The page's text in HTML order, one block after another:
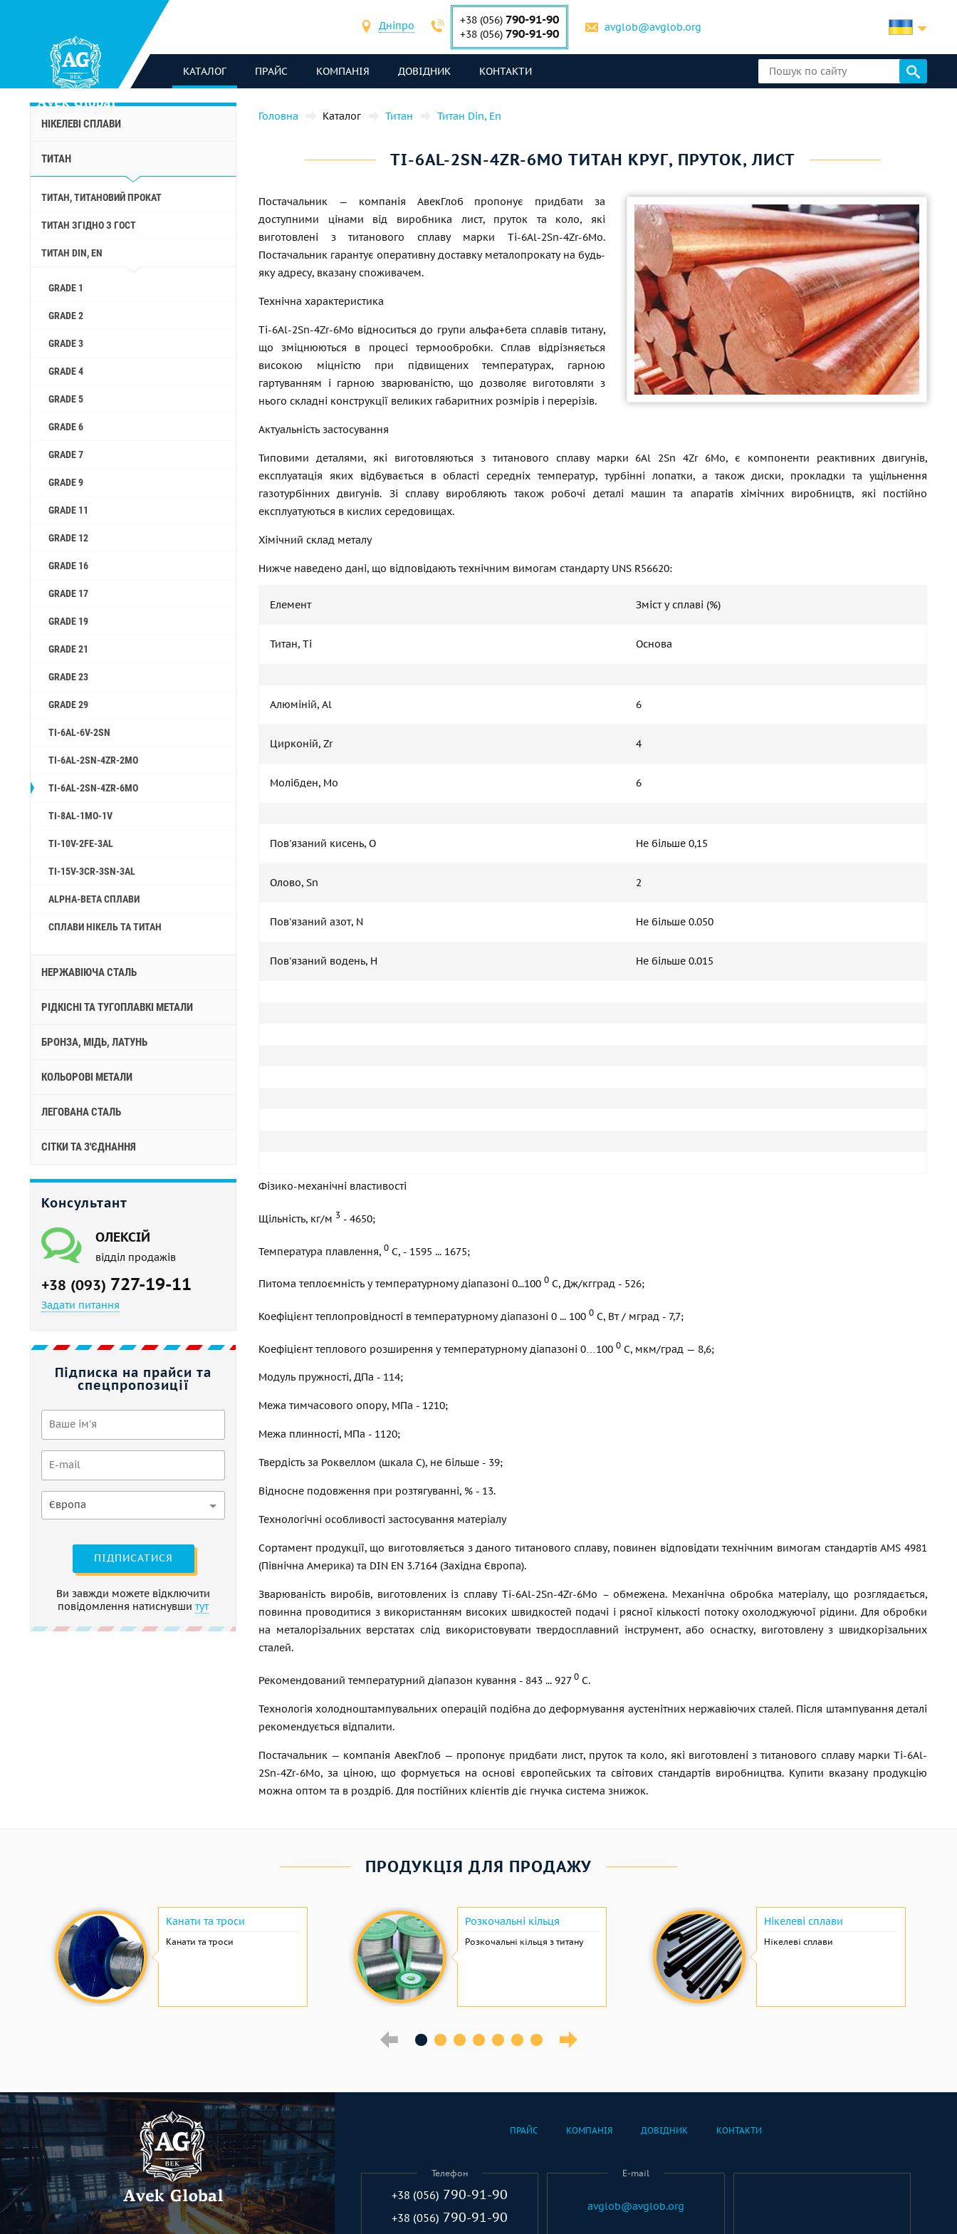
Дніпро +38 (056) 790-91-90
+38 (056) 790-91-90 avglob@avglob.org
КАТАЛОГ ПРАЙС КОМПАНІЯ ДОВІДНИК КОНТАКТИ
НІКЕЛЕВІ СПЛАВИ
ТИТАН
ТИТАН, ТИТАНОВИЙ ПРОКАТ
ТИТАН ЗГІДНО З ГОСТ
ТИТАН DIN, EN
GRADE 1
GRADE 2
GRADE 3
GRADE 4
GRADE 5
GRADE 6
GRADE 7
GRADE 9
GRADE 11
GRADE 12
GRADE 16
GRADE 17
GRADE 19
GRADE 21
GRADE 23
GRADE 29
TI-6AL-6V-2SN
TI-6AL-2SN-4ZR-2MO
TI-6AL-2SN-4ZR-6MO
TI-8AL-1MO-1V
TI-10V-2FE-3AL
TI-15V-3CR-3SN-3AL
ALPHA-BETA СПЛАВИ
СПЛАВИ НІКЕЛЬ ТА ТИТАН
НЕРЖАВІЮЧА СТАЛЬ
РІДКІСНІ ТА ТУГОПЛАВКІ МЕТАЛИ
БРОНЗА, МІДЬ, ЛАТУНЬ
КОЛЬОРОВІ МЕТАЛИ
ЛЕГОВАНА СТАЛЬ
СІТКИ ТА З'ЄДНАННЯ
Консультант
ОЛЕКСІЙ
відділ продажів
+38 (093) 727-19-11
Задати питання
Підписка на прайси та
спецпропозиції
Європа
ПІДПИСАТИСЯ
Ви завжди можете відключити
повідомлення натиснувши тут
Головна Каталог Титан Титан Din, En
TI-6AL-2SN-4ZR-6MO ТИТАН КРУГ, ПРУТОК, ЛИСТ
Постачальник — компанія АвекГлоб пропонує придбати за
доступними цінами від виробника лист, пруток та коло, які
виготовлені з титанового сплаву марки Ti-6Al-2Sn-4Zr-6Mo.
Постачальник гарантує оперативну доставку металопрокату на будь-
яку адресу, вказану споживачем.
Технічна характеристика
Ti-6Al-2Sn-4Zr-6Mo відноситься до групи альфа+бета сплавів титану,
що зміцнюються в процесі термообробки. Сплав відрізняється
високою міцністю при підвищених температурах, гарною
гартуванням і гарною зварюваністю, що дозволяє виготовляти з
нього складні конструкції великих габаритних розмірів і перерізів.
Актуальність застосування
Типовими деталями, які виготовляються з титанового сплаву марки 6Al 2Sn 4Zr 6Mo, є компоненти реактивних двигунів,
експлуатація яких відбувається в області середніх температур, турбінні лопатки, а також диски, прокладки та ущільнення
газотурбінних двигунів. Зі сплаву виробляють також робочі деталі машин та апаратів хімічних виробництв, які постійно
експлуатуються в кислих середовищах.
Хімічний склад металу
Нижче наведено дані, що відповідають технічним вимогам стандарту UNS R56620:
Елемент Зміст у сплаві (%)
Титан, Ti Основа
Алюміній, Al 6
Цирконій, Zr 4
Молібден, Мо 6
Пов'язаний кисень, O Не більше 0,15
Олово, Sn 2
Пов'язаний азот, N Не більше 0.050
Пов'язаний водень, H Не більше 0.015
Фізико-механічні властивості
Щільність, кг/м 3 - 4650;
Температура плавлення, 0 С, - 1595 ... 1675;
Питома теплоємність у температурному діапазоні 0...100 0 С, Дж/кгград - 526;
Коефіцієнт теплопровідності в температурному діапазоні 0 ... 100 0 С, Вт / мград - 7,7;
Коефіцієнт теплового розширення у температурному діапазоні 0…100 0 С, мкм/град — 8,6;
Модуль пружності, ДПа - 114;
Межа тимчасового опору, МПа - 1210;
Межа плинності, МПа - 1120;
Твердість за Роквеллом (шкала С), не більше - 39;
Відносне подовження при розтягуванні, % - 13.
Технологічні особливості застосування матеріалу
Сортамент продукції, що виготовляється з даного титанового сплаву, повинен відповідати технічним вимогам стандартів AMS 4981
(Північна Америка) та DIN EN 3.7164 (Західна Європа).
Зварюваність виробів, виготовлених із сплаву Ti-6Al-2Sn-4Zr-6Mo – обмежена. Механічна обробка матеріалу, що розглядається,
повинна проводитися з використанням високих швидкостей подачі і рясної кількості потоку охолоджуючої рідини. Для обробки
на металорізальних верстатах слід використовувати твердосплавний інструмент, або оснастку, виготовлену з швидкорізальних
сталей.
Рекомендований температурний діапазон кування - 843 ... 927 0 С.
Технологія холодноштампувальних операцій подібна до деформування аустенітних нержавіючих сталей. Після штампування деталі
рекомендується відпалити.
Постачальник — компанія АвекГлоб — пропонує придбати лист, пруток та коло, які виготовлені з титанового сплаву марки Ti-6Al-
2Sn-4Zr-6Mo, за ціною, що формується на основі європейських та світових стандартів виробництва. Купити вказану продукцію
можна оптом та в роздріб. Для постійних клієнтів діє гнучка система знижок.
ПРОДУКЦІЯ ДЛЯ ПРОДАЖУ
Канати та троси
Канати та троси
Розкочальні кільця
Розкочальні кільця з титану
Нікелеві сплави
Нікелеві сплави
ПРАЙС КОМПАНІЯ ДОВІДНИК КОНТАКТИ
Телефон
+38 (056) 790-91-90
+38 (056) 790-91-90
E-mail
avglob@avglob.org